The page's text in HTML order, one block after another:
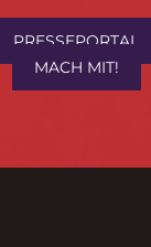
PRESSEPORTAL
MACH MIT!